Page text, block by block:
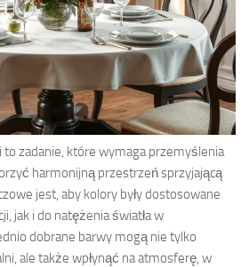
to zadanie, które wymaga przemyślenia
harmonijną przestrzeń sprzyjającą
jest, aby kolory były dostosowane
jak i do natężenia światła w
dobrane barwy mogą nie tylko
ale także wpłynąć na atmosferę, w